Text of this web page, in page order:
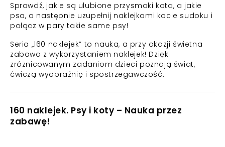
Sprawdź, jakie są ulubione przysmaki kota, a jakie
psa, a następnie uzupełnij naklejkami kocie sudoku i
połącz w pary takie same psy!
Seria „160 naklejek” to nauka, a przy okazji świetna
zabawa z wykorzystaniem naklejek! Dzięki
zróżnicowanym zadaniom dzieci poznają świat,
ćwiczą wyobraźnię i spostrzegawczość.
160 naklejek. Psy i koty – Nauka przez
zabawę!